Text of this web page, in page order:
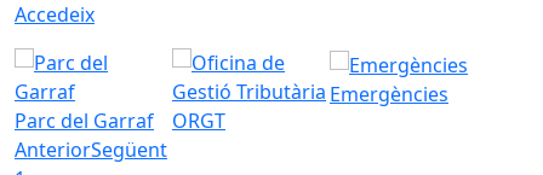
Accedeix
Parc del Garraf ORGT
Emergències
AnteriorSegüent